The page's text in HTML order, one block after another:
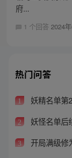
府...
1 个回答 2024
热门问答
1 妖精名单第
2 妖怪名单后
3 开局满级修